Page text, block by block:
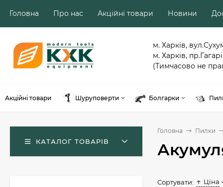
Головна Про нас Акційні товари Новини
м. Харків,
м. Харків,
(Тимчасово не
Акційні товари Шуруповерти Болгарки
Головна Пилки
Сортувати: Ціна
КАТАЛОГ ТОВАРІВ